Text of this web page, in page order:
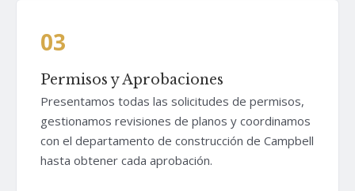
03
Permisos y Aprobaciones
Presentamos todas las solicitudes de permisos,
gestionamos revisiones de planos y coordinamos
con el departamento de construcción de Campbell
hasta obtener cada aprobación.